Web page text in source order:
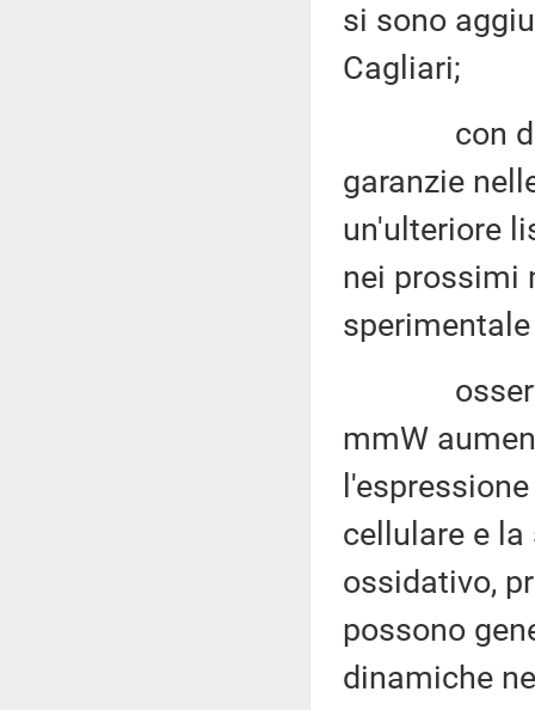
si sono
Cagliari;
con
garanzie
un'ulteriore
nei prossimi
sperimentale
mmW
cellulare e
ossidativo,
possono
dinamiche